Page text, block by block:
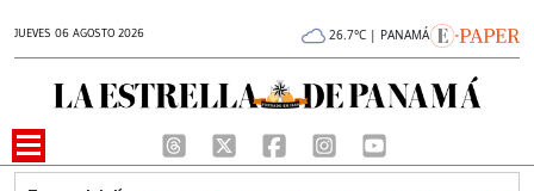
JUEVES 06 AGOSTO 2026 26.7°C | PANAMÁ